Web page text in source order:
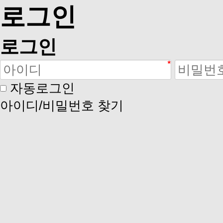
로그인
로그인
자동로그인
아이디/비밀번호 찾기